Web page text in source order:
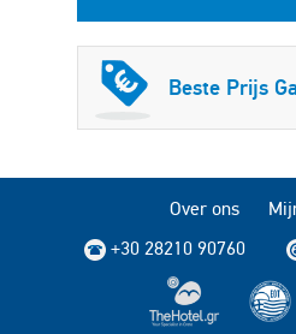
Beste Prijs
Over ons
+30 28210 90760